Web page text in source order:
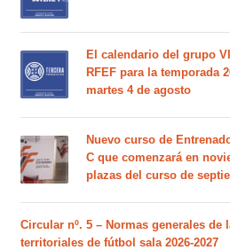
El calendario del grupo
RFEF para la temporada
martes 4 de agosto
Nuevo curso de
C que comenzará en
plazas del curso de
Circular nº. 5 – Normas generales de
territoriales de fútbol sala 2026-2027